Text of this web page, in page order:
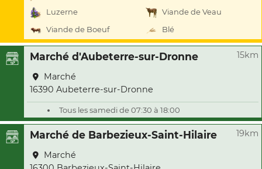
Luzerne
Viande de Veau
Viande de Boeuf
Blé
Marché d'Aubeterre-sur-Dronne 15km
Marché
16390 Aubeterre-sur-Dronne
Tous les samedi de 07:30 à 18:00
Marché de Barbezieux-Saint-Hilaire 19km
Marché